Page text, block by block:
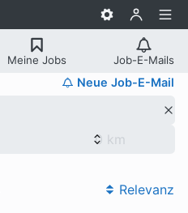
Meine Jobs Job-E-Mails
Neue Job-E-Mail
Relevanz